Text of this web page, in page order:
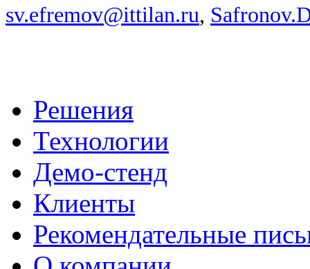
sv.efremov@ittilan.ru,
Решения
Технологии
Демо-стенд
Клиенты
Рекомендательные